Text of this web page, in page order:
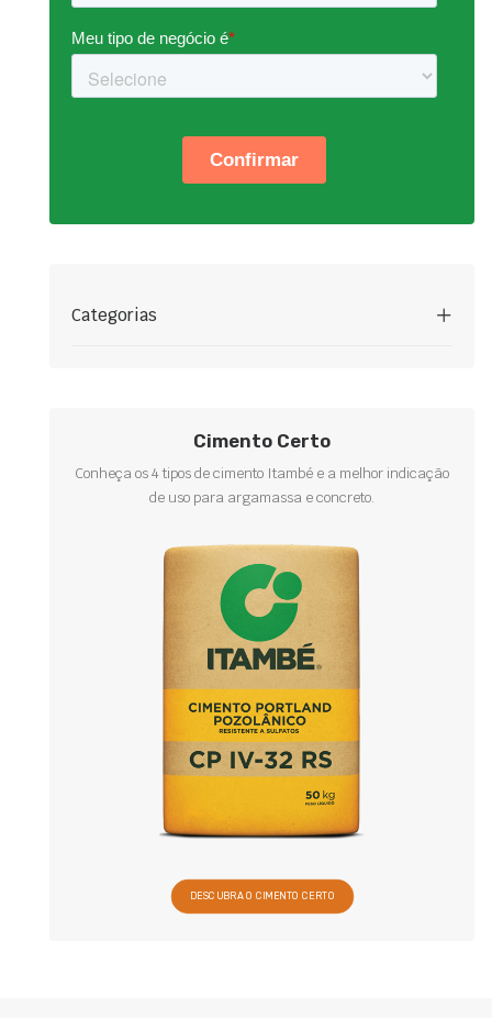
Categorias
Cimento Certo
Conheça os 4 tipos de cimento Itambé e a melhor indicação
de uso para argamassa e concreto.
DESCUBRA O CIMENTO CERTO